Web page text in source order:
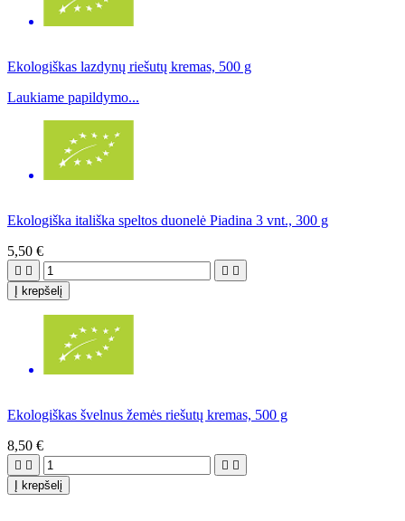
Ekologiškas lazdynų riešutų kremas, 500 g
Laukiame papildymo...
Ekologiška itališka speltos duonelė Piadina 3 vnt., 300 g
5,50 €
   
Į krepšelį
Ekologiškas švelnus žemės riešutų kremas, 500 g
8,50 €
   
Į krepšelį